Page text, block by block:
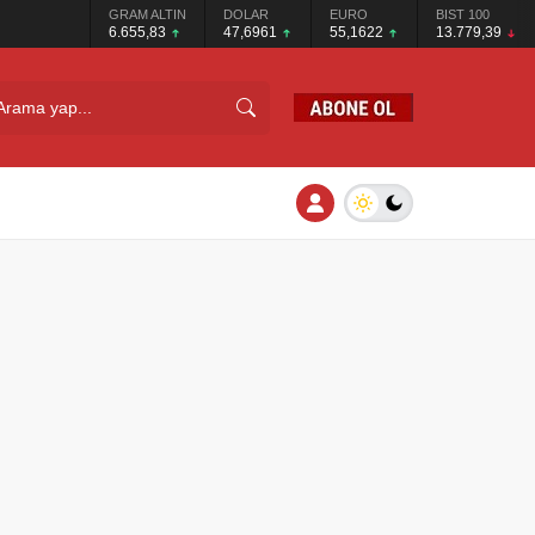
GRAM ALTIN
6.655,83
DOLAR
47,6961
EURO
55,1622
BIST 100
13.779,39